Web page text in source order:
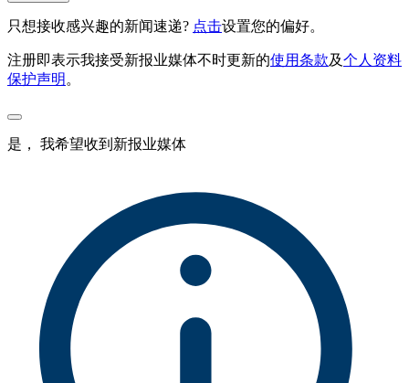
只想接收感兴趣的新闻速递? 点击设置您的偏好。
注册即表示我接受新报业媒体不时更新的使用条款及个人资料
保护声明 。
是， 我希望收到新报业媒体